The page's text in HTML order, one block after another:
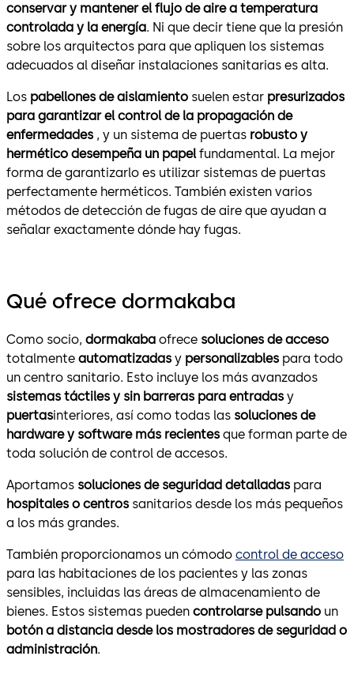
conservar y mantener el flujo de aire a temperatura
controlada y la energía. Ni que decir tiene que la presión
sobre los arquitectos para que apliquen los sistemas
adecuados al diseñar instalaciones sanitarias es alta.
Los pabellones de aislamiento suelen estar presurizados
para garantizar el control de la propagación de
enfermedades , y un sistema de puertas robusto y
hermético desempeña un papelfundamental. La mejor
forma de garantizarlo es utilizar sistemas de puertas
perfectamente herméticos. También existen varios
métodos de detección de fugas de aire que ayudan a
señalar exactamente dónde hay fugas.
Qué ofrece dormakaba
Como socio, dormakaba ofrece soluciones de acceso
totalmente automatizadas y personalizables para todo
un centro sanitario. Esto incluye los más avanzados
sistemas táctiles y sin barreras para entradas y
puertasinteriores, así como todas las soluciones de
hardware y software más recientes que forman parte de
toda solución de control de accesos.
Aportamos soluciones de seguridad detalladas para
hospitales o centros sanitarios desde los más pequeños
a los más grandes.
También proporcionamos un cómodo control de acceso
para las habitaciones de los pacientes y las zonas
sensibles, incluidas las áreas de almacenamiento de
bienes. Estos sistemas pueden controlarse pulsando un
botón a distancia desde los mostradores de seguridad o
administración.